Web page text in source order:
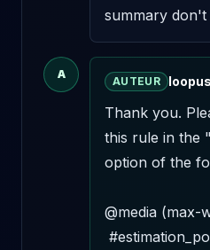
summary
A
AUTEUR loopus
Thank you.
this rule in the
option of the
@media (max-